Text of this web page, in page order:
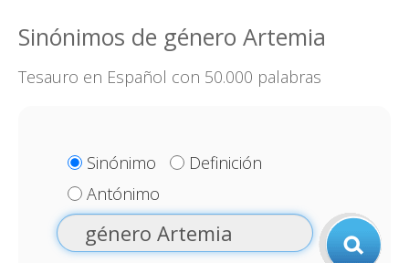
Sinónimos de género Artemia
Tesauro en Español con 50.000 palabras
Sinónimo
Definición
Antónimo